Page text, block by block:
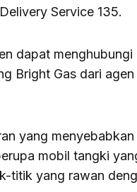
Service 135.
dapat menghubungi
Bright Gas dari
yang
mobil tangki
titik yang rawan